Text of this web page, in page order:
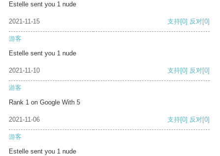
Estelle sent you 1 nude
2021-11-15 支持[0] 反对[0]
游客
Estelle sent you 1 nude
2021-11-10 支持[0] 反对[0]
游客
Rank 1 on Google With 5
2021-11-06 支持[0] 反对[0]
游客
Estelle sent you 1 nude